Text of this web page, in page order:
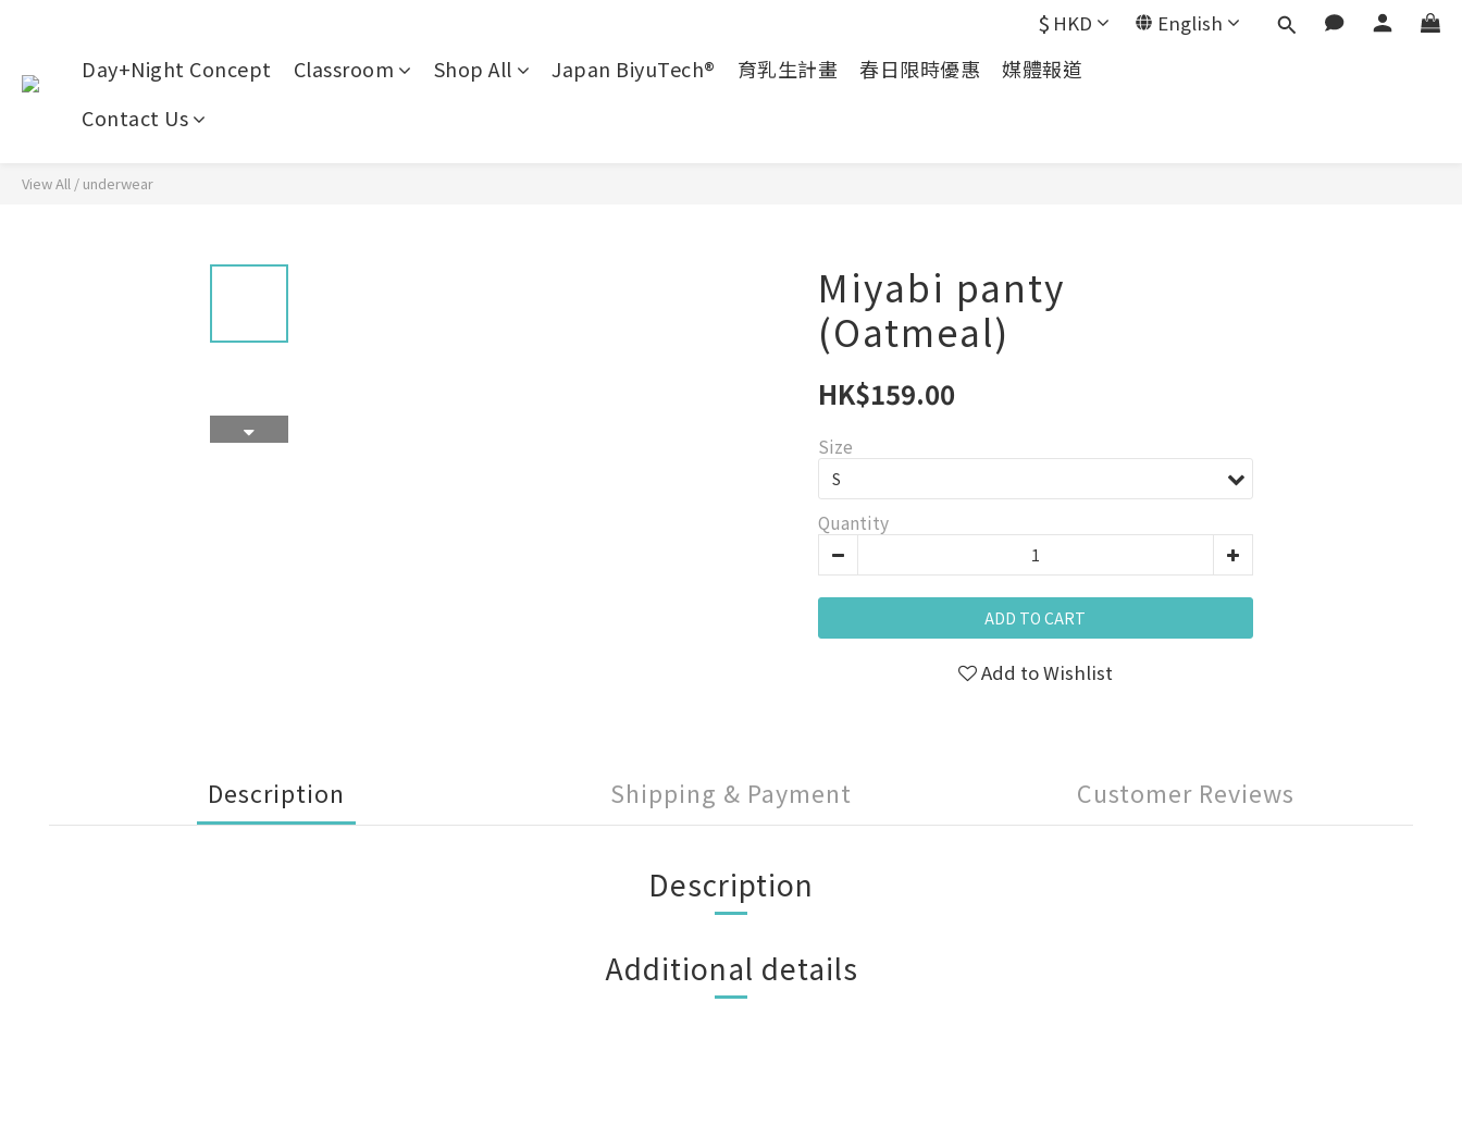
$ HKD English
Day+Night Concept Classroom Shop All Japan BiyuTech® 育乳生計畫 春日限時優惠
媒體報道
Contact Us
View All / underwear
Miyabi panty
(Oatmeal)
HK$159.00
Size
Quantity
ADD TO CART
Add to Wishlist
Description Shipping & Payment Customer Reviews
Description
Additional details